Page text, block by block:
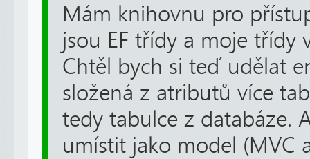
Mám knihovnu pro
jsou EF třídy a moje třídy
Chtěl bych si teď udělat
složená z atributů více
tedy tabulce z databáze.
umístit jako model (MVC